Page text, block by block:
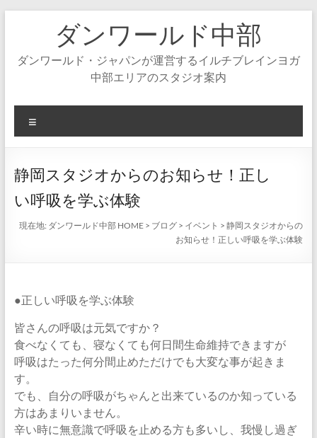
ダンワールド中部
ダンワールド・ジャパンが運営するイルチブレインヨガ
中部エリアのスタジオ案内
ニ
ー
静岡スタジオからのお知らせ！正し
い呼吸を学ぶ体験
現在地: ダンワールド中部 HOME > ブログ > イベント >静岡スタジオからの
お知らせ！正しい呼吸を学ぶ体験
●正しい呼吸を学ぶ体験
皆さんの呼吸は元気ですか？
食べなくても、寝なくても何日間生命維持できますが
呼吸はたった何分間止めただけでも大変な事が起きま
す。
でも、自分の呼吸がちゃんと出来ているのか知っている
方はあまりいません。
辛い時に無意識で呼吸を止める方も多いし、我慢し過ぎ